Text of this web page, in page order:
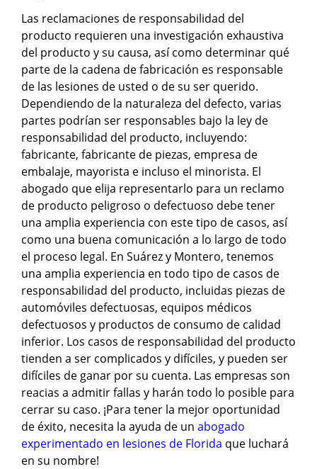
Las reclamaciones de responsabilidad del
producto requieren una investigación exhaustiva
del producto y su causa, así como determinar qué
parte de la cadena de fabricación es responsable
de las lesiones de usted o de su ser querido.
Dependiendo de la naturaleza del defecto, varias
partes podrían ser responsables bajo la ley de
responsabilidad del producto, incluyendo:
fabricante, fabricante de piezas, empresa de
embalaje, mayorista e incluso el minorista. El
abogado que elija representarlo para un reclamo
de producto peligroso o defectuoso debe tener
una amplia experiencia con este tipo de casos, así
como una buena comunicación a lo largo de todo
el proceso legal. En Suárez y Montero, tenemos
una amplia experiencia en todo tipo de casos de
responsabilidad del producto, incluidas piezas de
automóviles defectuosas, equipos médicos
defectuosos y productos de consumo de calidad
inferior. Los casos de responsabilidad del producto
tienden a ser complicados y difíciles, y pueden ser
difíciles de ganar por su cuenta. Las empresas son
reacias a admitir fallas y harán todo lo posible para
cerrar su caso. ¡Para tener la mejor oportunidad
de éxito, necesita la ayuda de un abogado
experimentado en lesiones de Florida que luchará
en su nombre!